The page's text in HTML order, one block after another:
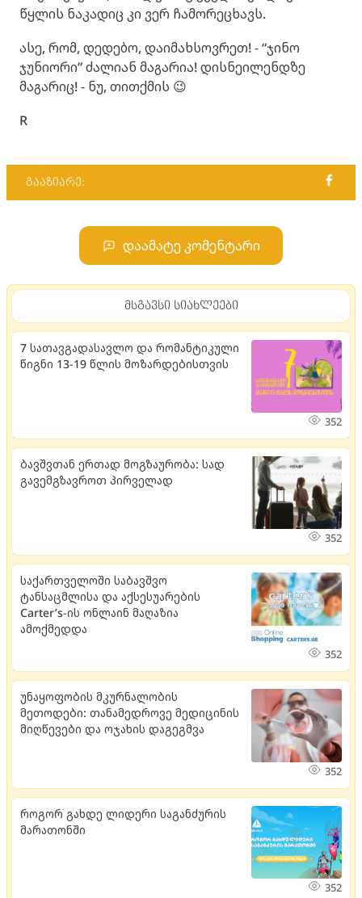
წყლის ნაკადიც კი ვერ ჩამორეცხავს.
ასე, რომ, დედებო, დაიმახსოვრეთ! - “ჯინო
ჯუნიორი” ძალიან მაგარია! დისნეილენდზე
მაგარიც! - ნუ, თითქმის 😉
R
გააზიარე:
დაამატე კომენტარი
მსგავსი სიახლეები
7 სათავგადასავლო და რომანტიკული
წიგნი 13-19 წლის მოზარდებისთვის
352
ბავშვთან ერთად მოგზაურობა: სად
გავემგზავროთ პირველად
352
საქართველოში საბავშვო
ტანსაცმლისა და აქსესუარების
Carter’s-ის ონლაინ მაღაზია
ამოქმედდა
352
უნაყოფობის მკურნალობის
მეთოდები: თანამედროვე მედიცინის
მიღწევები და ოჯახის დაგეგმვა
352
როგორ გახდე ლიდერი საგანძურის
მარათონში
352